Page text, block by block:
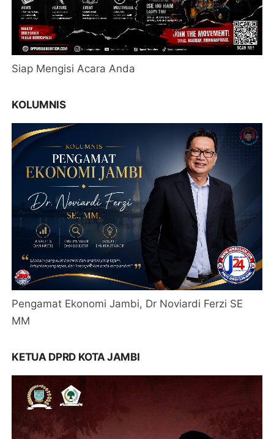
Siap Mengisi Acara Anda
KOLUMNIS
Pengamat Ekonomi Jambi, Dr Noviardi Ferzi SE
MM
KETUA DPRD KOTA JAMBI